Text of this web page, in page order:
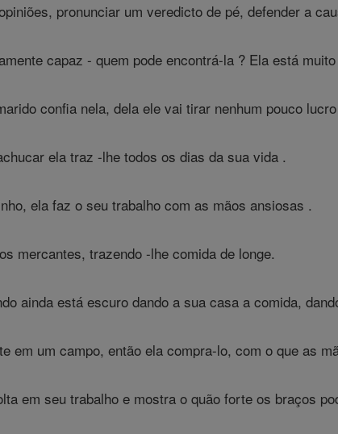
pronunciar um veredicto de pé, defender a
capaz - quem pode encontrá-la ? Ela está
confia nela, dela ele vai tirar nenhum pouco
ela traz -lhe todos os dias da sua vida .
ela faz o seu trabalho com as mãos ansiosas .
mercantes, trazendo -lhe comida de longe.
ainda está escuro dando a sua casa a comida,
em um campo, então ela compra-lo, com o que as
em seu trabalho e mostra o quão forte os braços